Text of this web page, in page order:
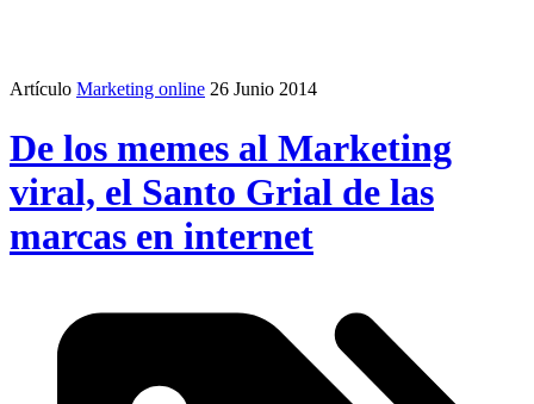
Artículo Marketing online 26 Junio 2014
De los memes al Marketing
viral, el Santo Grial de las
marcas en internet